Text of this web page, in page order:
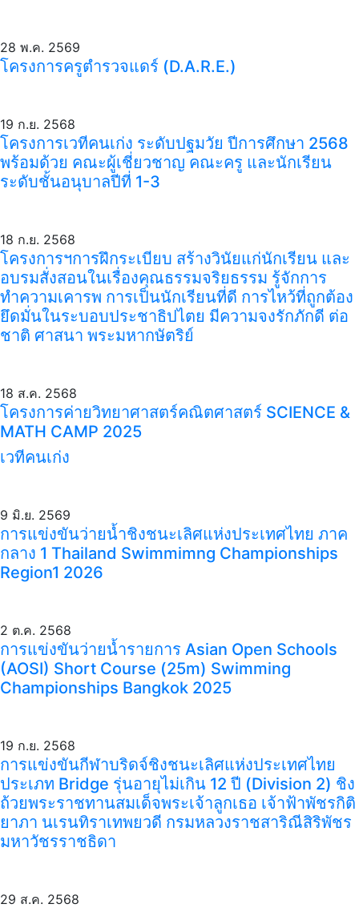
28 พ.ค. 2569
โครงการครูตำรวจแดร์ (D.A.R.E.)
19 ก.ย. 2568
โครงการเวทีคนเก่ง ระดับปฐมวัย ปีการศึกษา 2568
พร้อมด้วย คณะผู้เชี่ยวชาญ คณะครู และนักเรียน
ระดับชั้นอนุบาลปีที่ 1-3
18 ก.ย. 2568
โครงการฯการฝึกระเบียบ สร้างวินัยแก่นักเรียน และ
อบรมสั่งสอนในเรื่องคุณธรรมจริยธรรม รู้จักการ
ทำความเคารพ การเป็นนักเรียนที่ดี การไหว้ที่ถูกต้อง
ยึดมั่นในระบอบประชาธิปไตย มีความจงรักภักดี ต่อ
ชาติ ศาสนา พระมหากษัตริย์
18 ส.ค. 2568
โครงการค่ายวิทยาศาสตร์คณิตศาสตร์ SCIENCE &
MATH CAMP 2025
เวทีคนเก่ง
9 มิ.ย. 2569
การแข่งขันว่ายน้ำชิงชนะเลิศแห่งประเทศไทย ภาค
กลาง 1 Thailand Swimmimng Championships
Region1 2026
2 ต.ค. 2568
การแข่งขันว่ายน้ำรายการ Asian Open Schools
(AOSI) Short Course (25m) Swimming
Championships Bangkok 2025
19 ก.ย. 2568
การแข่งขันกีฬาบริดจ์ชิงชนะเลิศแห่งประเทศไทย
ประเภท Bridge รุ่นอายุไม่เกิน 12 ปี (Division 2) ชิง
ถ้วยพระราชทานสมเด็จพระเจ้าลูกเธอ เจ้าฟ้าพัชรกิติ
ยาภา นเรนทิราเทพยวดี กรมหลวงราชสาริณีสิริพัชร
มหาวัชรราชธิดา
29 ส.ค. 2568